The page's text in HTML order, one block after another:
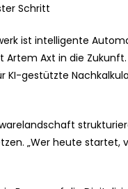
Schritt
ist intelligente
Artem Axt in die
gestützte
„Wer heute startet,